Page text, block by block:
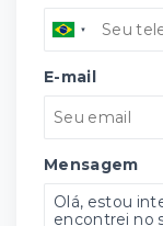
E-mail
Mensagem